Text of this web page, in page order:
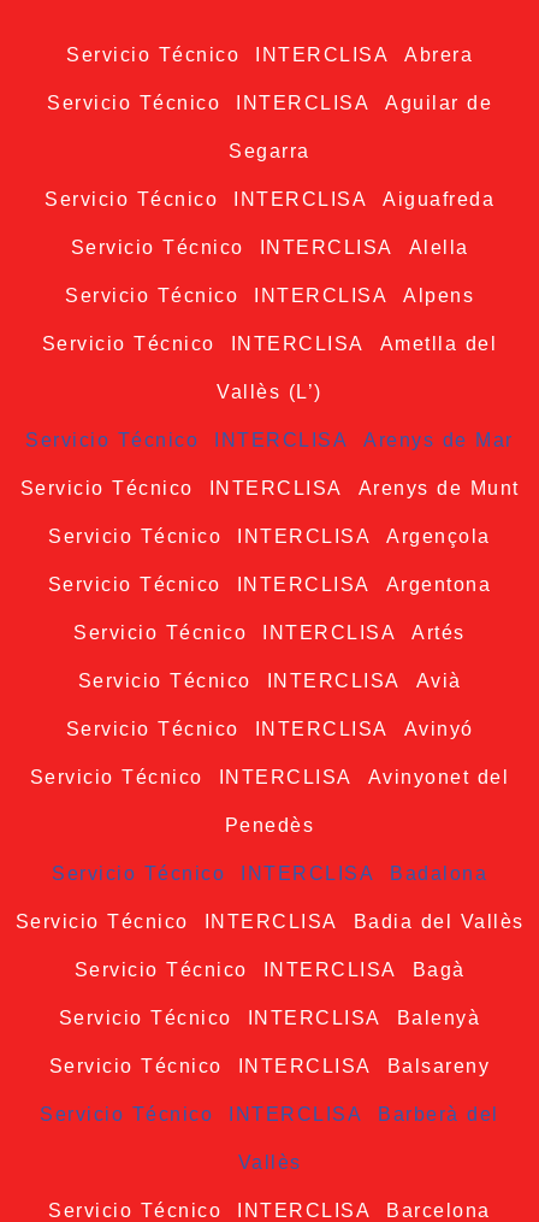
Servicio Técnico INTERCLISA Abrera
Servicio Técnico INTERCLISA Aguilar de
Segarra
Servicio Técnico INTERCLISA Aiguafreda
Servicio Técnico INTERCLISA Alella
Servicio Técnico INTERCLISA Alpens
Servicio Técnico INTERCLISA Ametlla del
Vallès (L’)
Servicio Técnico INTERCLISA Arenys de Mar
Servicio Técnico INTERCLISA Arenys de Munt
Servicio Técnico INTERCLISA Argençola
Servicio Técnico INTERCLISA Argentona
Servicio Técnico INTERCLISA Artés
Servicio Técnico INTERCLISA Avià
Servicio Técnico INTERCLISA Avinyó
Servicio Técnico INTERCLISA Avinyonet del
Penedès
Servicio Técnico INTERCLISA Badalona
Servicio Técnico INTERCLISA Badia del Vallès
Servicio Técnico INTERCLISA Bagà
Servicio Técnico INTERCLISA Balenyà
Servicio Técnico INTERCLISA Balsareny
Servicio Técnico INTERCLISA Barberà del
Vallès
Servicio Técnico INTERCLISA Barcelona